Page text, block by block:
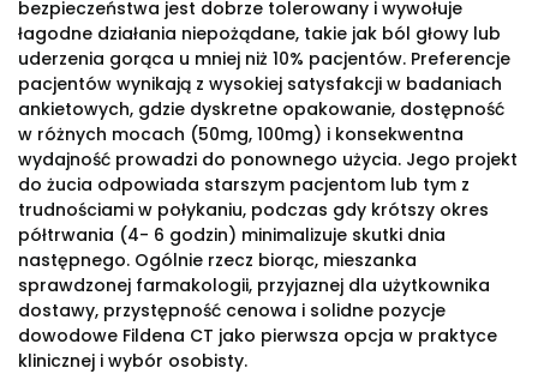
bezpieczeństwa jest dobrze tolerowany i wywołuje
łagodne działania niepożądane, takie jak ból głowy lub
uderzenia gorąca u mniej niż 10% pacjentów. Preferencje
pacjentów wynikają z wysokiej satysfakcji w badaniach
ankietowych, gdzie dyskretne opakowanie, dostępność
w różnych mocach (50mg, 100mg) i konsekwentna
wydajność prowadzi do ponownego użycia. Jego projekt
do żucia odpowiada starszym pacjentom lub tym z
trudnościami w połykaniu, podczas gdy krótszy okres
półtrwania (4- 6 godzin) minimalizuje skutki dnia
następnego. Ogólnie rzecz biorąc, mieszanka
sprawdzonej farmakologii, przyjaznej dla użytkownika
dostawy, przystępność cenowa i solidne pozycje
dowodowe Fildena CT jako pierwsza opcja w praktyce
klinicznej i wybór osobisty.